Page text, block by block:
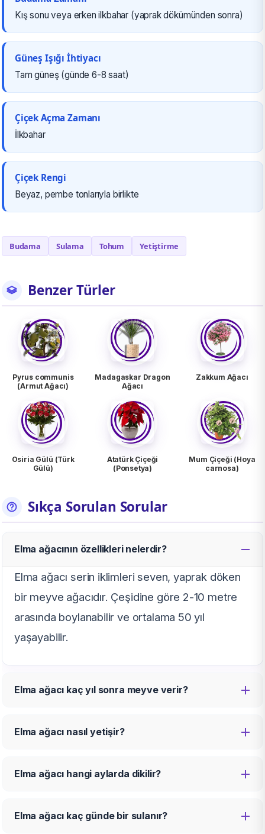
Kış sonu veya erken ilkbahar (yaprak dökümünden sonra)
Güneş Işığı İhtiyacı
Tam güneş (günde 6-8 saat)
Çiçek Açma Zamanı
İlkbahar
Çiçek Rengi
Beyaz, pembe tonlarıyla birlikte
Budama Sulama Tohum Yetiştirme
Benzer Türler
Pyrus communis
(Armut Ağacı)
Madagaskar Dragon
Ağacı
Zakkum Ağacı
Osiria Gülü (Türk
Gülü)
Atatürk Çiçeği
(Ponsetya)
Mum Çiçeği (Hoya
carnosa)
Sıkça Sorulan Sorular
Elma ağacının özellikleri nelerdir?
Elma ağacı serin iklimleri seven, yaprak döken
bir meyve ağacıdır. Çeşidine göre 2-10 metre
arasında boylanabilir ve ortalama 50 yıl
yaşayabilir.
Elma ağacı kaç yıl sonra meyve verir?
Elma ağacı nasıl yetişir?
Elma ağacı hangi aylarda dikilir?
Elma ağacı kaç günde bir sulanır?